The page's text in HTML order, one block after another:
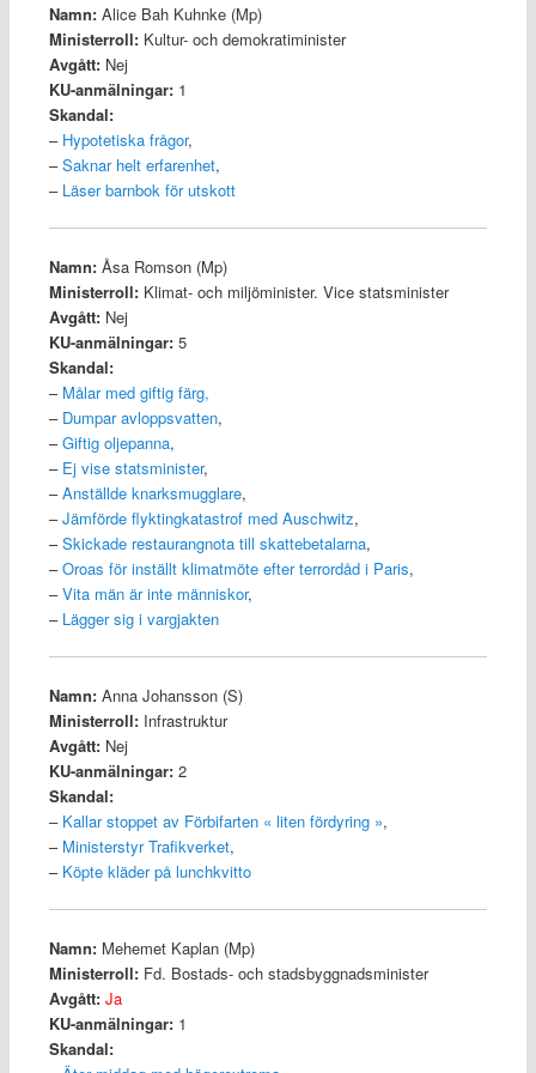
Namn:Alice Bah Kuhnke (Mp)
Ministerroll:Kultur- och demokratiminister
Avgått:Nej
KU-anmälningar:1
Skandal:
– Hypotetiska frågor,
–Saknar helt erfarenhet,
– Läser barnbok för utskott
Namn:Åsa Romson (Mp)
Ministerroll:Klimat- och miljöminister. Vice statsminister
Avgått:Nej
KU-anmälningar:5
Skandal:
– Målar med giftig färg,
– Dumpar avloppsvatten,
–Giftig oljepanna,
– Ej vise statsminister,
–Anställde knarksmugglare,
–Jämförde flyktingkatastrof med Auschwitz,
–Skickade restaurangnota till skattebetalarna,
–Oroas för inställt klimatmöte efter terrordåd i Paris,
–Vita män är inte människor,
– Lägger sig i vargjakten
Namn:Anna Johansson (S)
Ministerroll:Infrastruktur
Avgått:Nej
KU-anmälningar:2
Skandal:
– Kallar stoppet av Förbifarten « liten fördyring »,
– Ministerstyr Trafikverket,
– Köpte kläder på lunchkvitto
Namn:Mehemet Kaplan (Mp)
Ministerroll:Fd. Bostads- och stadsbyggnadsminister
Avgått: Ja
KU-anmälningar:1
Skandal: